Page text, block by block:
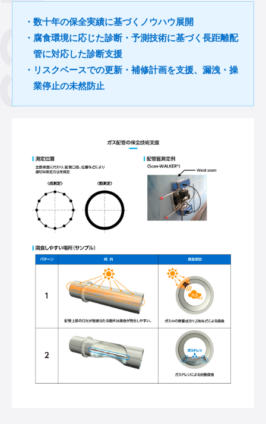
・数十年の保全実績に基づくノウハウ展開
・腐食環境に応じた診断・予測技術に基づく長距離配
管に対応した診断支援
・リスクベースでの更新・補修計画を支援、漏洩・操
業停止の未然防止